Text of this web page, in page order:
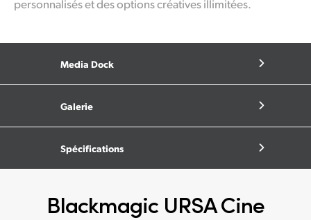
personnalisés et des options créatives illimitées.
Media Dock
Galerie
Spécifications
Blackmagic URSA Cine